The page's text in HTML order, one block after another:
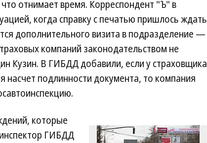
отнимает время. Корреспондент "Ъ" в
когда справку с печатью пришлось ждать
дополнительного визита в подразделение —
компаний законодательством не
Кузин. В ГИБДД добавили, если у страховщика
насчет подлинности документа, то компания
которые
ГИБДД